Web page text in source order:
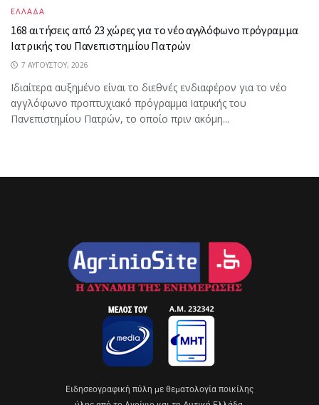
ΕΛΛΑΔΑ
168 αιτήσεις από 23 χώρες για το νέο αγγλόφωνο πρόγραμμα
Ιατρικής του Πανεπιστημίου Πατρών
7 ΑΥΓΟΎΣΤΟΥ, 2026
Ιδιαίτερα αυξημένο είναι το διεθνές ενδιαφέρον για το νέο
αγγλόφωνο προπτυχιακό πρόγραμμα Ιατρικής του
Πανεπιστημίου Πατρών, το οποίο πριν ακόμη...
Eιδησεογραφική πύλη με θεματολογία ποικίλης